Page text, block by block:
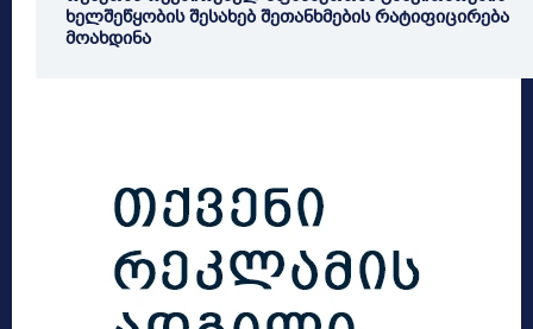
ხელშეწყობის შესახებ შეთანხმების რატიფიცირება
მოახდინა